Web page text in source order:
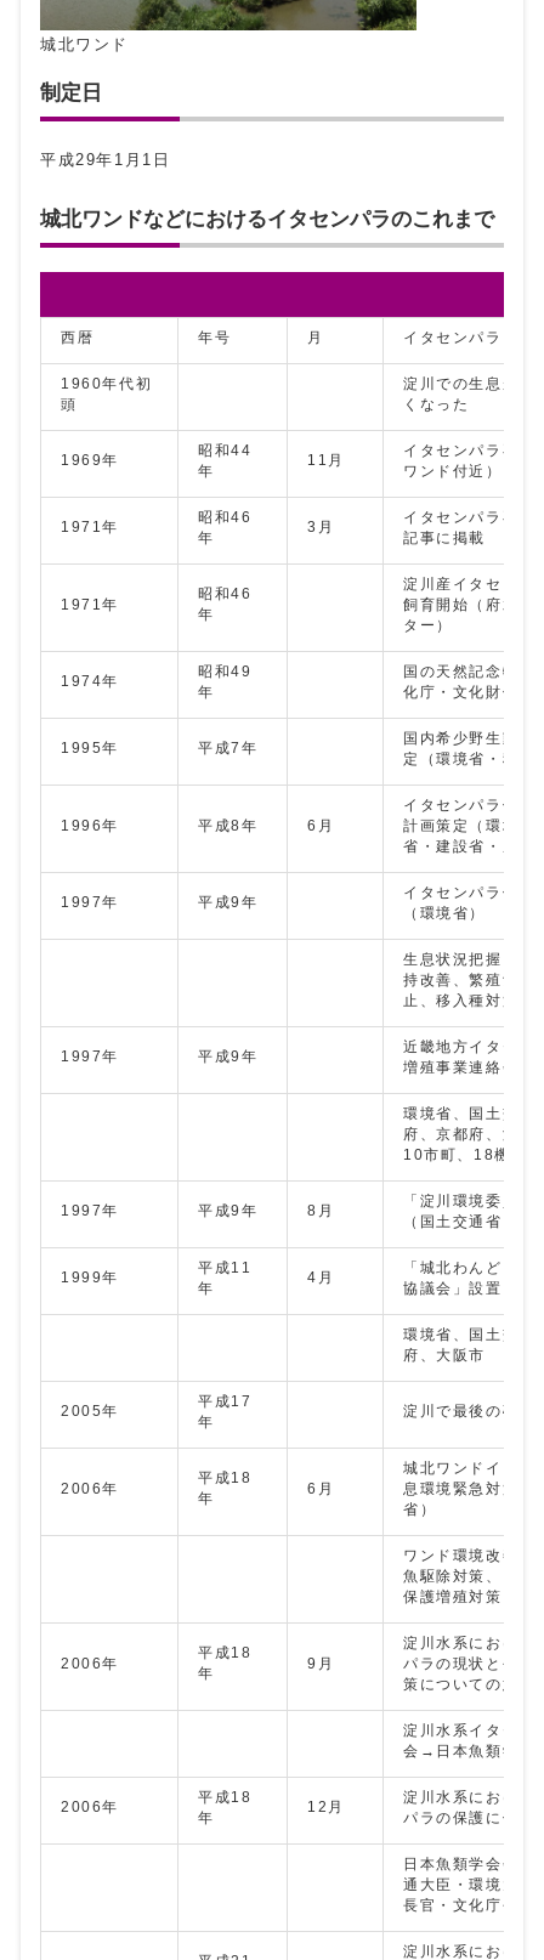
城北ワンド
制定日
平成29年1月1日
城北ワンドなどにおけるイタセンパラのこれまで
西暦 年号 月 イタセンパラに関
1960年代初
頭
淀川での生息が確
くなった
1969年
昭和44
年
11月
イタセンパラ再発
ワンド付近）
1971年
昭和46
年
3月
イタセンパラ再発
記事に掲載
1971年
昭和46
年
淀川産イタセンパ
飼育開始（府水生
ター）
1974年
昭和49
年
国の天然記念物に
化庁・文化財保護
1995年 平成7年
国内希少野生動植
定（環境省・種の
1996年 平成8年 6月
イタセンパラ保護
計画策定（環境省
省・建設省・農林
1997年 平成9年
イタセンパラ保護
（環境省）
生息状況把握、生
持改善、繁殖飼育
止、移入種対策、
1997年 平成9年
近畿地方イタセン
増殖事業連絡会議
環境省、国土交通
府、京都府、淀川
10市町、18機関
1997年 平成9年 8月
「淀川環境委員会
（国土交通省）
1999年
平成11
年
4月
「城北わんどイタ
協議会」設置
環境省、国土交通
府、大阪市
2005年
平成17
年
淀川で最後の確認
2006年
平成18
年
6月
城北ワンドイタセ
息環境緊急対策（
省）
ワンド環境改善対
魚駆除対策、イタ
保護増殖対策
2006年
平成18
年
9月
淀川水系における
パラの現状と今後
策についての意見
淀川水系イタセン
会→日本魚類学会
2006年
平成18
年
12月
淀川水系における
パラの保護に係る
日本魚類学会会
通大臣・環境大臣
長官・文化庁長官
淀川水系における